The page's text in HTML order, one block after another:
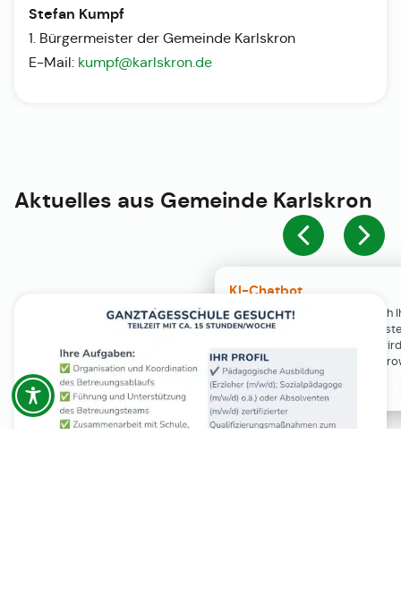
KI-Chatbot
Der KI-Chatbot steht erst nach
Einwilligung in den Cookie-
Verfügung. Der Chat-Verlauf
ausschließlich lokal in Ihrem
gespeichert.
Stefan Kumpf
1. Bürgermeister der Gemeinde Karlskron
E-Mail: kumpf@karlskron.de
Aktuelles aus Gemeinde Karlskron